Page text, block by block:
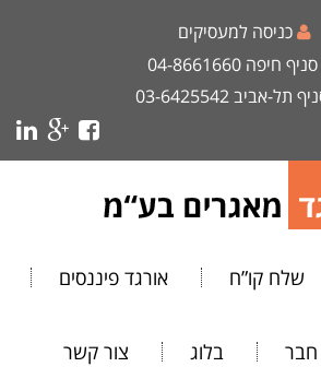
כניסה למעסיקים
סניף חיפה 04-8661660
תל-אביב03-6425542
שלח קו”ח אורגד פיננסים
חבר בלוג צור קשר